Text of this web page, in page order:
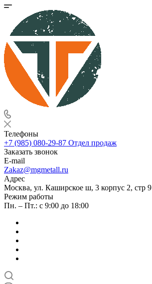
Телефоны
+7 (985) 080-29-87 Отдел продаж
Заказать звонок
E-mail
Zakaz@mgmetall.ru
Адрес
Москва, ул. Каширское ш, 3 корпус 2, стр 9
Режим работы
Пн. – Пт.: с 9:00 до 18:00